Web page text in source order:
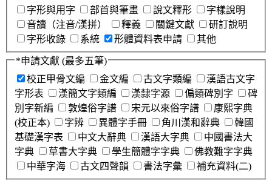
字形與用字
部首與筆畫 說文釋形
字樣說明
音讀（注音/漢拼）
釋義 關鍵文獻
研訂說明
字形收錄
系統 形體資料表申請 其他
*申請文獻 (最多五筆)
校正甲骨文編
金文編 古文字類編
漢語古文字
字形表
漢簡文字類編 漢隸字源 偏類碑別字
碑
別字新編
敦煌俗字譜 宋元以來俗字譜
康熙字典
(校正本)
字辨 異體字手冊 角川漢和辭典
韓國
基礎漢字表
中文大辭典 漢語大字典
中國書法大
字典
草書大字典 學生簡體字字典
佛教難字字典
中華字海
古文四聲韻 書法字彙 補充資料(二)